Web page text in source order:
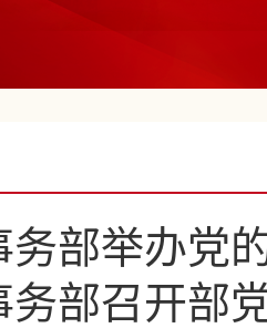
务部举办党
务部召开部